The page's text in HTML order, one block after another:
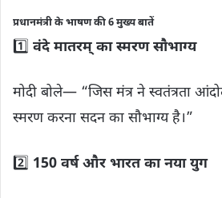
प्रधानमंत्री के भाषण की 6 मुख्य बातें
1️⃣ वंदे मातरम् का स्मरण सौभाग्य
मोदी बोले— “जिस मंत्र ने स्वतंत्रता
स्मरण करना सदन का सौभाग्य है।”
2️⃣ 150 वर्ष और भारत का नया युग